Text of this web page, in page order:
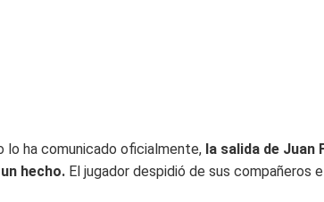
lo ha comunicado oficialmente, la salida de Juan
hecho. El jugador despidió de sus compañeros